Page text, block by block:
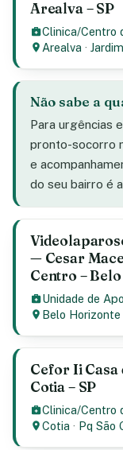
Arealva – SP
Clinica/Centro
Arealva ·
Não sabe a
Para urgências
pronto-socorro
e
do seu bairro é
— Cesar
Centro –
Unidade de
Belo Horizonte
Cefor Ii Casa
Cotia – SP
Clinica/Centro
Cotia · Pq São